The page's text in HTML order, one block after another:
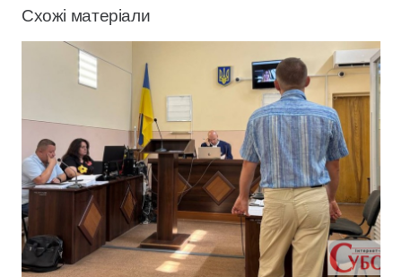
Схожі матеріали